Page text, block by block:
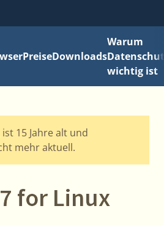
PreiseDownloads
Warum
wichtig ist
15 Jahre alt und
mehr aktuell.
for Linux